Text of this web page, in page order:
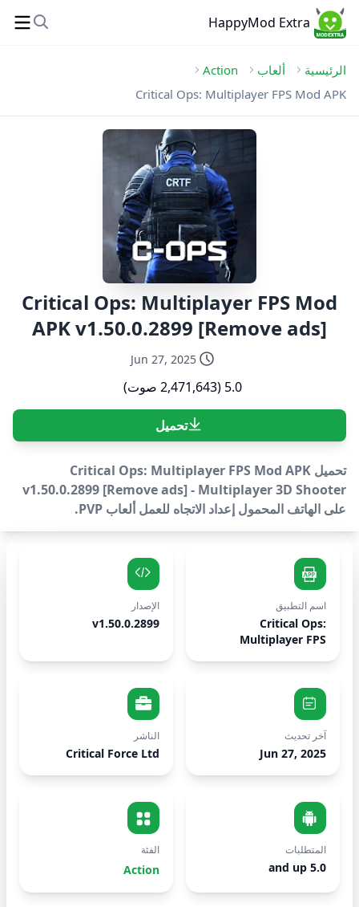
HappyMod Extra
الرئيسية ألعاب
Action
Critical Ops: Multiplayer FPS Mod APK
Critical Ops: Multiplayer FPS Mod
APK v1.50.0.2899 [Remove ads]
Jun 27, 2025
5.0 (2,471,643 صوت)
تحميل
تحميل Critical Ops: Multiplayer FPS Mod APK
v1.50.0.2899 [Remove ads] - Multiplayer 3D Shooter
على الهاتف المحمول إعداد الاتجاه للعمل ألعاب PVP.
اسم التطبيق
Critical Ops:
Multiplayer FPS
الإصدار
v1.50.0.2899
آخر تحديث
Jun 27, 2025
الناشر
Critical Force Ltd
المتطلبات
5.0 and up
الفئة
Action